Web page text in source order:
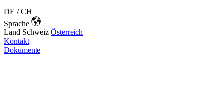
DE / CH
Sprache
Land Schweiz Österreich
Kontakt
Dokumente